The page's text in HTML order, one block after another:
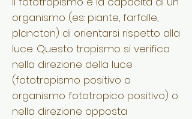
organismo (es: piante, farfalle,
plancton) di orientarsi rispetto alla
luce. Questo tropismo si verifica
nella direzione della luce
(fototropismo positivo o
organismo fototropico positivo) o
nella direzione opposta